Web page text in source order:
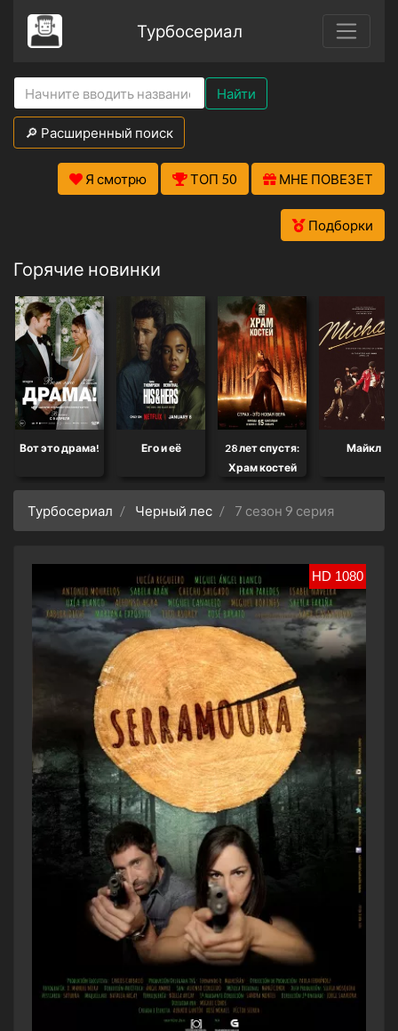
Турбосериал
Найти
🔎 Расширенный поиск
Я смотрю ТОП 50 МНЕ ПОВЕЗЕТ
Подборки
Горячие новинки
Вот это драма! Его и её
28 лет спустя:
Храм костей
Майкл
Турбосериал Черный лес 7 сезон 9 серия
HD 1080